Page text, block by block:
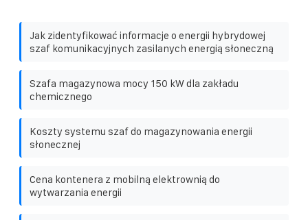
Jak zidentyfikować informacje o energii hybrydowej
szaf komunikacyjnych zasilanych energią słoneczną
Szafa magazynowa mocy 150 kW dla zakładu
chemicznego
Koszty systemu szaf do magazynowania energii
słonecznej
Cena kontenera z mobilną elektrownią do
wytwarzania energii